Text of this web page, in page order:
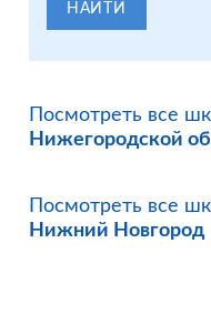
НАЙТИ
Посмотреть все
Нижегородской
Посмотреть все
Нижний Новгород